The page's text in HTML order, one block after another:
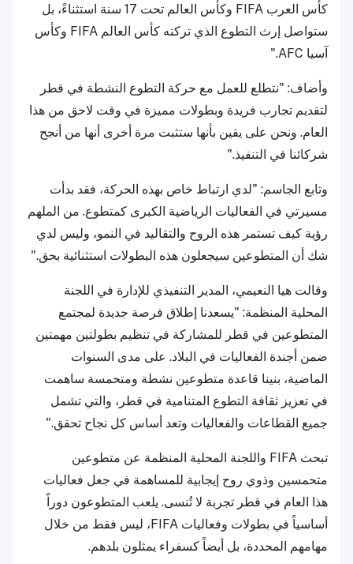
كأس العرب FIFA وكأس العالم تحت 17 سنة استثناءً، بل
ستواصل إرث التطوع الذي تركته كأس العالم FIFA وكأس
آسيا AFC."
وأضاف: "نتطلع للعمل مع حركة التطوع النشطة في قطر
لتقديم تجارب فريدة وبطولات مميزة في وقت لاحق من هذا
العام. ونحن على يقين بأنها ستثبت مرة أخرى أنها من أنجح
شركائنا في التنفيذ."
وتابع الجاسم: "لدي ارتباط خاص بهذه الحركة، فقد بدأت
مسيرتي في الفعاليات الرياضية الكبرى كمتطوع. من الملهم
رؤية كيف تستمر هذه الروح والتقاليد في النمو، وليس لدي
شك أن المتطوعين سيجعلون هذه البطولات استثنائية بحق."
وقالت هيا النعيمي، المدير التنفيذي للإدارة في اللجنة
المحلية المنظمة: "يسعدنا إطلاق فرصة جديدة لمجتمع
المتطوعين في قطر للمشاركة في تنظيم بطولتين مهمتين
ضمن أجندة الفعاليات في البلاد. على مدى السنوات
الماضية، بنينا قاعدة متطوعين نشطة ومتحمسة ساهمت
في تعزيز ثقافة التطوع المتنامية في قطر، والتي تشمل
جميع القطاعات والفعاليات وتعد أساس كل نجاح تحقق."
تبحث FIFA واللجنة المحلية المنظمة عن متطوعين
متحمسين وذوي روح إيجابية للمساهمة في جعل فعاليات
هذا العام في قطر تجربة لا تُنسى. يلعب المتطوعون دوراً
أساسياً في بطولات وفعاليات FIFA، ليس فقط من خلال
مهامهم المحددة، بل أيضاً كسفراء يمثلون بلدهم.